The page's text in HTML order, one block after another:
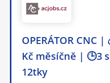
OPERÁTOR CNC |
Kč měsíčně | 🕒3
12tky